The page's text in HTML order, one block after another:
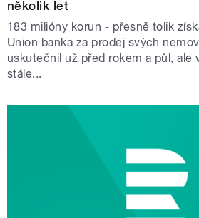
několik let
183 milióny korun - přesně tolik
Union banka za prodej svých
uskutečnil už před rokem a půl, ale
stále...